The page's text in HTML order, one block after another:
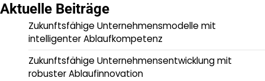
Aktuelle Beiträge
Zukunftsfähige Unternehmensmodelle mit
intelligenter Ablaufkompetenz
Zukunftsfähige Unternehmensentwicklung mit
robuster Ablaufinnovation